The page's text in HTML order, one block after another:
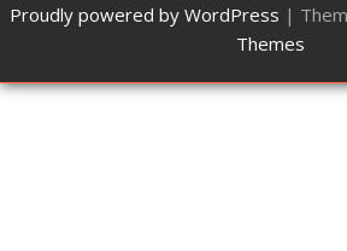
Proudly powered by WordPress |
Themes